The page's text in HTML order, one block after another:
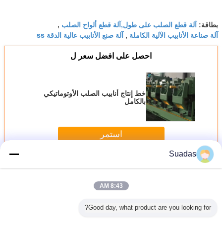
بطاقة: آلة قطع الصلب على طول,آلة قطع ألواح الصلب ,
آلة صناعة الأنابيب الآلية الكاملة , آلة صنع الأنابيب عالية الدقة ss
احصل على افضل سعر ل
خط إنتاج أنابيب الصلب الأوتوماتيكي
بالكامل
استمر
أكثرآلة تصنيع أنابيب الصلب
Suadas
8:43 AM
Good day, what product are you looking for?